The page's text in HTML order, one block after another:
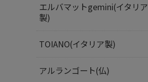
エルバマットgemini(イタリア
製)
TOIANO(イタリア製)
アルランゴート(仏)